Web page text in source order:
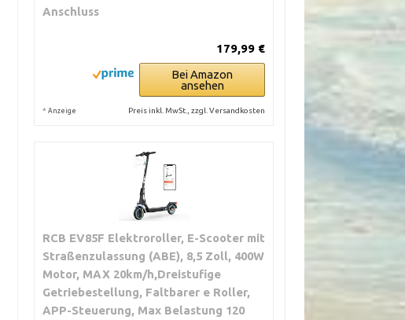
Anschluss
179,99 €
Bei Amazon
ansehen
* Anzeige Preis inkl. MwSt., zzgl. Versandkosten
RCB EV85F Elektroroller, E-Scooter mit
Straßenzulassung (ABE), 8,5 Zoll, 400W
Motor, MAX 20km/h,Dreistufige
Getriebestellung, Faltbarer e Roller,
APP-Steuerung, Max Belastung 120